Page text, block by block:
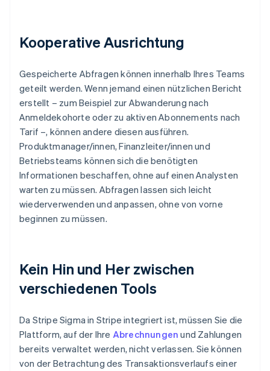
Kooperative Ausrichtung
Gespeicherte Abfragen können innerhalb Ihres Teams
geteilt werden. Wenn jemand einen nützlichen Bericht
erstellt – zum Beispiel zur Abwanderung nach
Anmeldekohorte oder zu aktiven Abonnements nach
Tarif –, können andere diesen ausführen.
Produktmanager/innen, Finanzleiter/innen und
Betriebsteams können sich die benötigten
Informationen beschaffen, ohne auf einen Analysten
warten zu müssen. Abfragen lassen sich leicht
wiederverwenden und anpassen, ohne von vorne
beginnen zu müssen.
Kein Hin und Her zwischen
verschiedenen Tools
Da Stripe Sigma in Stripe integriert ist, müssen Sie die
Plattform, auf der Ihre Abrechnungen und Zahlungen
bereits verwaltet werden, nicht verlassen. Sie können
von der Betrachtung des Transaktionsverlaufs einer